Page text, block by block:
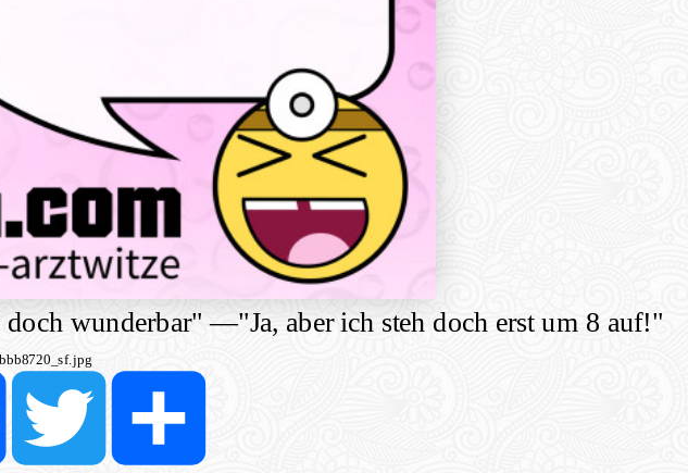
doch wunderbar"—"Ja, aber ich steh doch erst um 8 auf!"
FacebookTwitter Share